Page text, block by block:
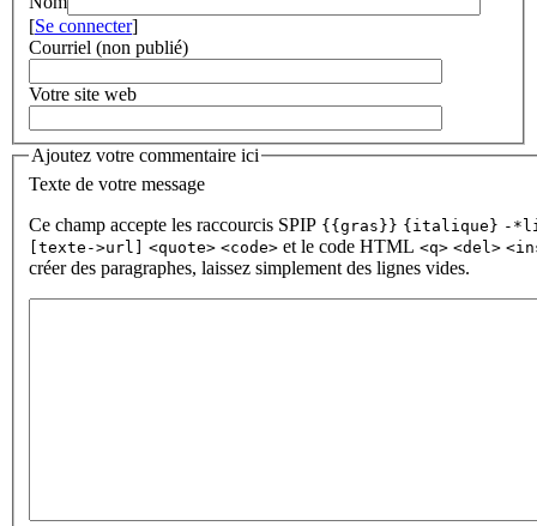
[Se connecter]
Courriel (non publié)
Votre site web
Ajoutez votre commentaire ici
Texte de votre message
Ce champ accepte les raccourcis SPIP {{gras}} {italique} -
[texte->url] <quote> <code> et le code HTML <q> <del>
créer des paragraphes, laissez simplement des lignes vides.